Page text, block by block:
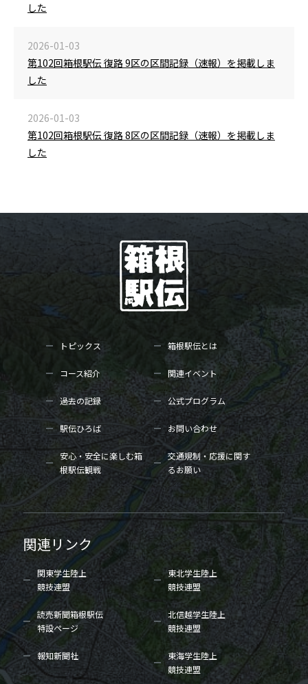
した
2026-01-03
第102回箱根駅伝 復路 9区の区間記録（速報）を掲載しま
した
2026-01-03
第102回箱根駅伝 復路 8区の区間記録（速報）を掲載しま
した
トピックス 箱根駅伝とは
コース紹介 関連イベント
過去の記録 公式プログラム
駅伝ひろば お問い合わせ
安心・安全に楽しむ箱
根駅伝観戦
交通規制・応援に関す
るお願い
関連リンク
関東学生陸上
競技連盟
東北学生陸上
競技連盟
読売新聞箱根駅伝
特設ページ
北信越学生陸上
競技連盟
報知新聞社
東海学生陸上
競技連盟